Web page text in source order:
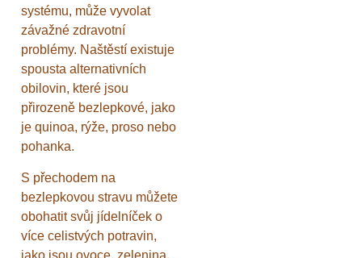
systému, může vyvolat
závažné zdravotní
problémy. Naštěstí existuje
spousta alternativních
obilovin, které jsou
přirozeně bezlepkové, jako
je quinoa, rýže, proso nebo
pohanka.
S přechodem na
bezlepkovou stravu můžete
obohatit svůj jídelníček o
více celistvých potravin,
jako jsou ovoce, zelenina,